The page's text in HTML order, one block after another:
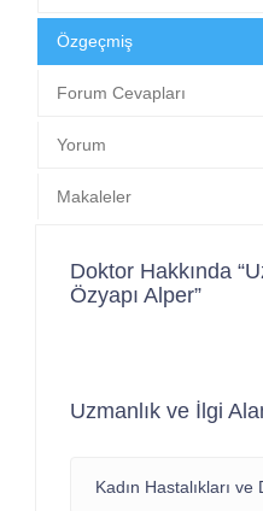
Özgeçmiş
Forum Cevapları
Yorum
Makaleler
Doktor Hakkında
Özyapı Alper”
Uzmanlık ve İlgi
Kadın Hastalıkları ve